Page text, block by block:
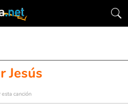
Jesús
canción